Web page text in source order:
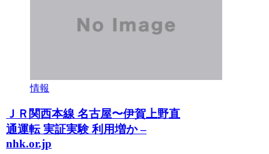
情報
ＪＲ関西本線 名古屋〜伊賀上野直
通運転 実証実験 利用増か –
nhk.or.jp